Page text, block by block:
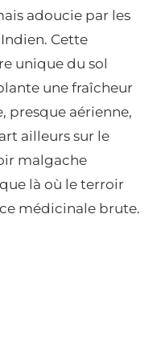
adoucie par les
Cette
unique du sol
une fraîcheur
presque aérienne,
ailleurs sur le
malgache
là où le terroir
médicinale brute.